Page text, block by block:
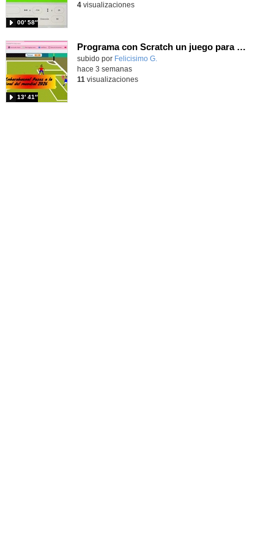
00′ 58″
4visualizaciones
Programa con Scratch un juego para vivir la emoción de los centros desde la banda de España
Contenido educativo.
subido por Felicisimo G.
13′ 41″
hace 3 semanas
11 visualizaciones